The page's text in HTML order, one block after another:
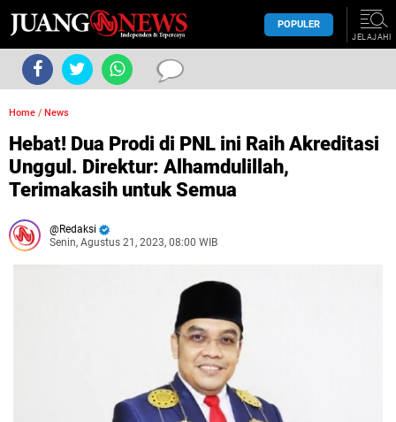
POPULER
JELAJAHI
Home / News
Hebat! Dua Prodi di PNL ini Raih Akreditasi
Unggul. Direktur: Alhamdulillah,
Terimakasih untuk Semua
Redaksi
Senin, Agustus 21, 2023, 08:00 WIB